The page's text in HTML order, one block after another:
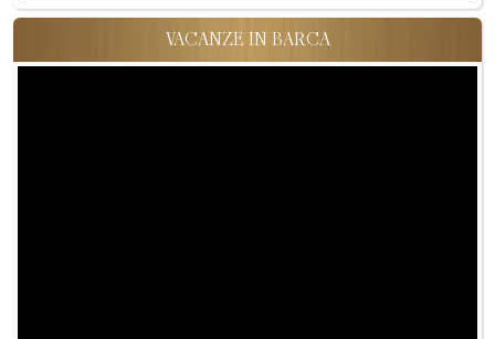
VACANZE IN BARCA